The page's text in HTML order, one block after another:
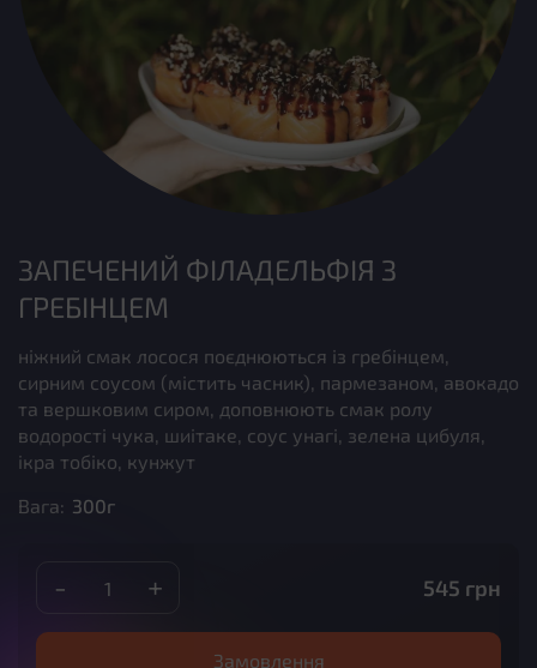
ЗАПЕЧЕНИЙ ФІЛАДЕЛЬФІЯ З
ГРЕБІНЦЕМ
ніжний смак лосося поєднюються із гребінцем,
сирним соусом (містить часник), пармезаном, авокадо
та вершковим сиром, доповнюють смак ролу
водорості чука, шиітаке, соус унагі, зелена цибуля,
ікра тобіко, кунжут
Вага: 300г
- + 545 грн
Замовлення